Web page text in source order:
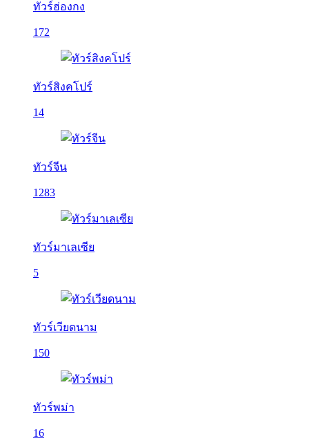
ทัวร์ฮ่องกง
172
ทัวร์สิงคโปร์
14
ทัวร์จีน
1283
ทัวร์มาเลเซีย
5
ทัวร์เวียดนาม
150
ทัวร์พม่า
16